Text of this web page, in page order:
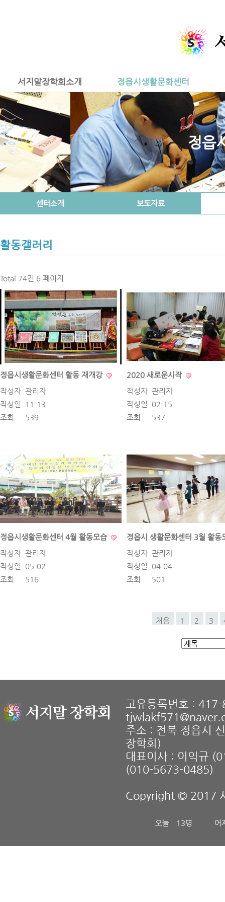
서지말장학회소개 정읍시생활문화센터
정읍
센터소개 보도자료
활동갤러리
Total 74건 6 페이지
정읍시생활문화센터 활동 재개강
작성자 관리자
작성일
11-13
조회
539
2020 새로운시작
작성자 관리자
작성일
02-15
조회
537
정읍시생활문화센터 4월 활동모습
작성자 관리자
작성일
05-02
조회
516
정읍시 생활문화센터 3월 활동
작성자 관리자
작성일
04-04
조회
501
처음 1 2 3
고유등록번호 :
주소 : 전북 정읍시
장학회)
대표이사 : 이익규
(010-5673-0485)
Copyright © 2017
오늘 13명 어